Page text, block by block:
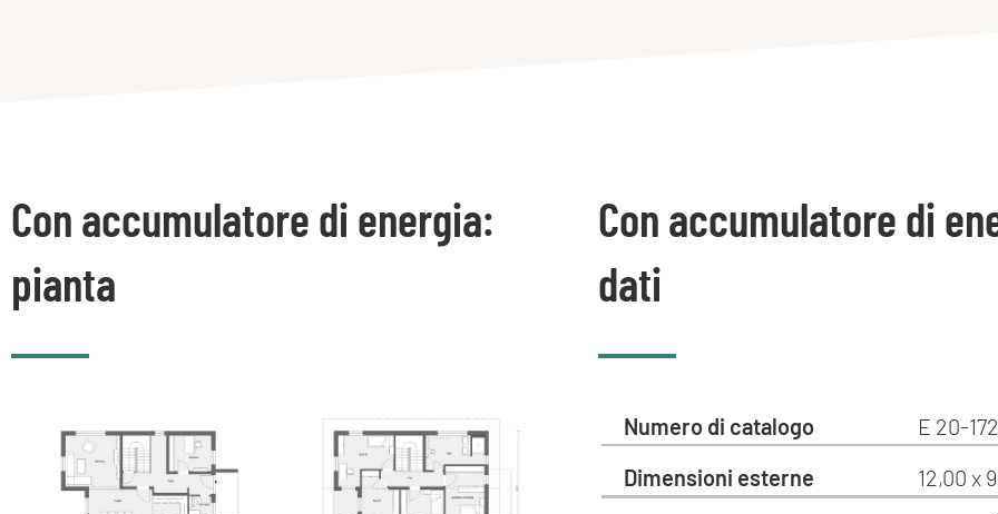
Con accumulatore di energia:
pianta
Con accumulatore di
dati
Numero di catalogo
E 20-
Dimensioni esterne
12,00 x